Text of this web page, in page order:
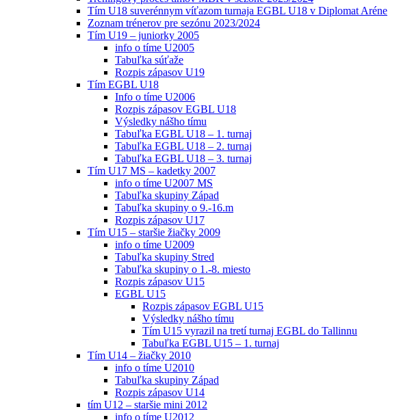
Tím U18 suverénnym víťazom turnaja EGBL U18 v Diplomat Aréne
Zoznam trénerov pre sezónu 2023/2024
Tím U19 – juniorky 2005
info o tíme U2005
Tabuľka súťaže
Rozpis zápasov U19
Tím EGBL U18
Info o tíme U2006
Rozpis zápasov EGBL U18
Výsledky nášho tímu
Tabuľka EGBL U18 – 1. turnaj
Tabuľka EGBL U18 – 2. turnaj
Tabuľka EGBL U18 – 3. turnaj
Tím U17 MS – kadetky 2007
info o tíme U2007 MS
Tabuľka skupiny Západ
Tabuľka skupiny o 9.-16.m
Rozpis zápasov U17
Tím U15 – staršie žiačky 2009
info o tíme U2009
Tabuľka skupiny Stred
Tabuľka skupiny o 1.-8. miesto
Rozpis zápasov U15
EGBL U15
Rozpis zápasov EGBL U15
Výsledky nášho tímu
Tím U15 vyrazil na tretí turnaj EGBL do Tallinnu
Tabuľka EGBL U15 – 1. turnaj
Tím U14 – žiačky 2010
info o tíme U2010
Tabuľka skupiny Západ
Rozpis zápasov U14
tím U12 – staršie mini 2012
info o tíme U2012